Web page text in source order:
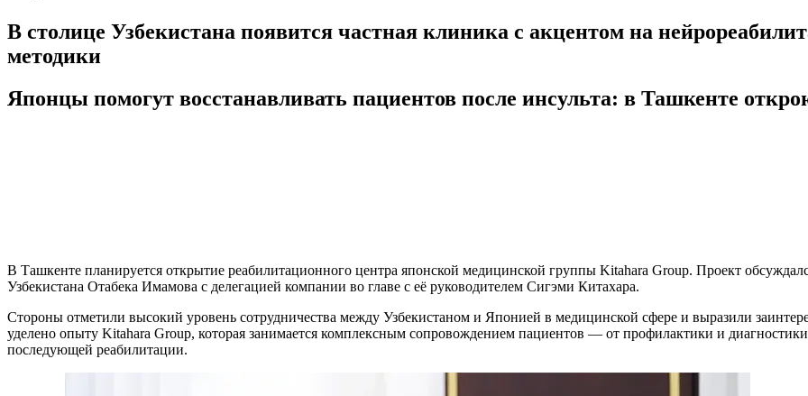
В столице Узбекистана появится частная клиника с акцентом на
методики
Японцы помогут восстанавливать пациентов после инсульта: в Ташкенте
В Ташкенте планируется открытие реабилитационного центра японской медицинской группы Kitahara Group. Проект
Узбекистана Отабека Имамова с делегацией компании во главе с её руководителем Сигэми Китахара.
Стороны отметили высокий уровень сотрудничества между Узбекистаном и Японией в медицинской сфере и выразили
уделено опыту Kitahara Group, которая занимается комплексным сопровождением пациентов — от профилактики и
последующей реабилитации.